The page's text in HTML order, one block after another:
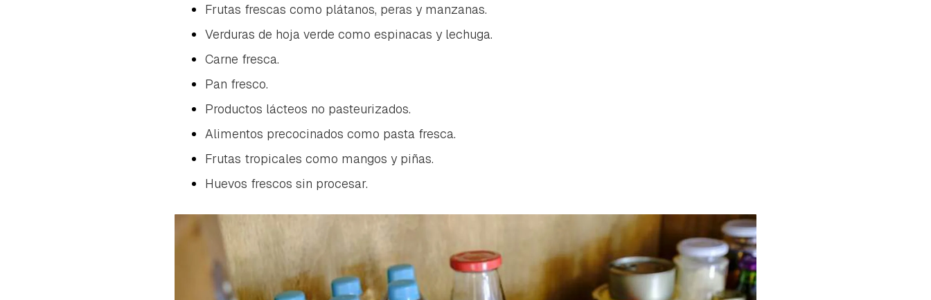
Frutas frescas como plátanos, peras y manzanas.
Verduras de hoja verde como espinacas y lechuga.
Carne fresca.
Pan fresco.
Productos lácteos no pasteurizados.
Alimentos precocinados como pasta fresca.
Frutas tropicales como mangos y piñas.
Huevos frescos sin procesar.